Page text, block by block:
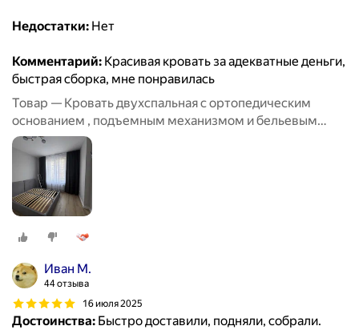
Недостатки: Нет
Комментарий: Красивая кровать за адекватные деньги,
быстрая сборка, мне понравилась
Товар — Кровать двухспальная с ортопедическим
основанием , подъемным механизмом и бельевым
ящиком
Иван М.
44 отзыва
16 июля 2025
Достоинства: Быстро доставили, подняли, собрали.